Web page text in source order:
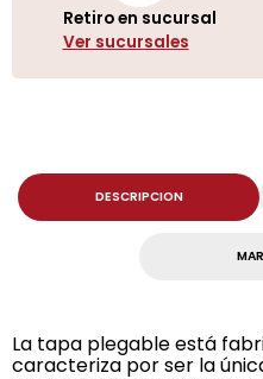
Retiro en sucursal
Ver sucursales
DESCRIPCION
La tapa plegable está
caracteriza por ser la